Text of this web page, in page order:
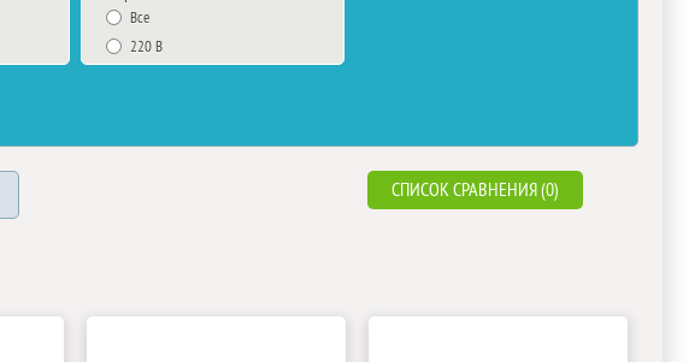
Все
220 В
СПИСОК СРАВНЕНИЯ (0)